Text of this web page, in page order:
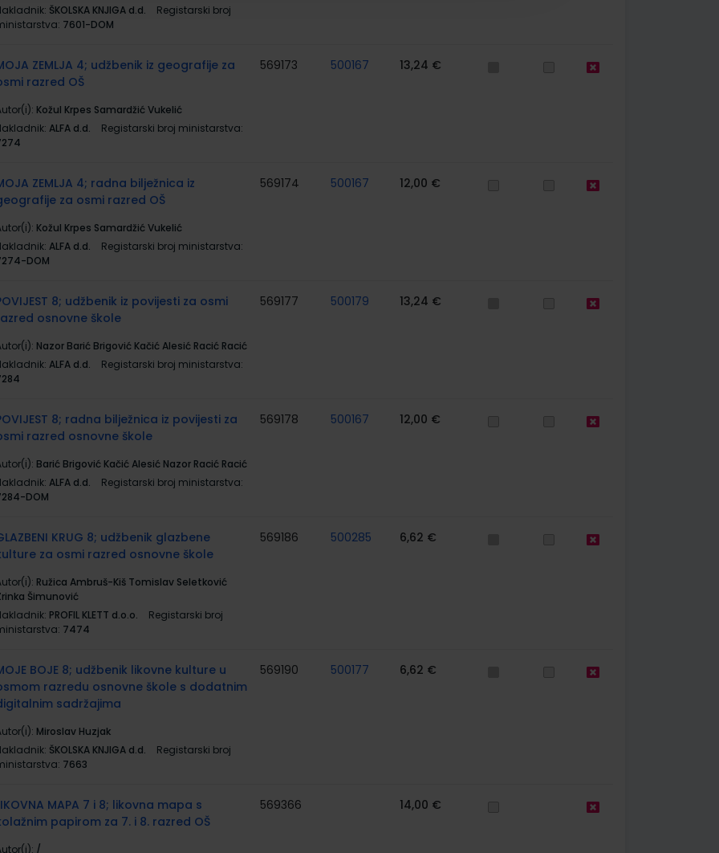
ŠKOLSKA KNJIGA d.d.
Registarski broj
7601-DOM
ZEMLJA 4; udžbenik iz geografije za
razred OŠ
Kožul Krpes Samardžić Vukelić
ALFA d.d.
Registarski broj ministarstva:
569173 500167 13,24 €
ZEMLJA 4; radna bilježnica iz
za osmi razred OŠ
Kožul Krpes Samardžić Vukelić
ALFA d.d.
Registarski broj ministarstva:
DOM
569174 500167 12,00 €
8; udžbenik iz povijesti za osmi
osnovne škole
Nazor Barić Brigović Kačić Alesić Racić Racić
ALFA d.d.
Registarski broj ministarstva:
569177 500179 13,24 €
8; radna bilježnica iz povijesti za
razred osnovne škole
Barić Brigović Kačić Alesić Nazor Racić Racić
ALFA d.d.
Registarski broj ministarstva:
DOM
569178 500167 12,00 €
KRUG 8; udžbenik glazbene
za osmi razred osnovne škole
Ružica Ambruš-Kiš Tomislav Seletković
Šimunović
PROFIL KLETT d.o.o.
Registarski broj
7474
569186 500285 6,62 €
BOJE 8; udžbenik likovne kulture u
razredu osnovne škole s dodatnim
sadržajima
Miroslav Huzjak
ŠKOLSKA KNJIGA d.d.
Registarski broj
7663
569190 500177 6,62 €
MAPA 7 i 8; likovna mapa s
papirom za 7. i 8. razred OŠ
/
569366 14,00 €